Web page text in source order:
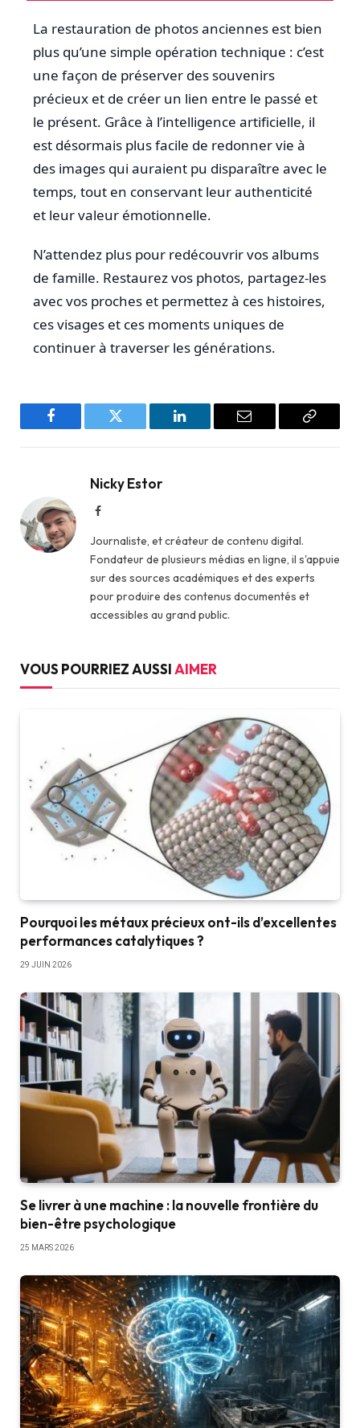
La restauration de photos anciennes est bien
plus qu’une simple opération technique : c’est
une façon de préserver des souvenirs
précieux et de créer un lien entre le passé et
le présent. Grâce à l’intelligence artificielle, il
est désormais plus facile de redonner vie à
des images qui auraient pu disparaître avec le
temps, tout en conservant leur authenticité
et leur valeur émotionnelle.
N’attendez plus pour redécouvrir vos albums
de famille. Restaurez vos photos, partagez-les
avec vos proches et permettez à ces histoires,
ces visages et ces moments uniques de
continuer à traverser les générations.
Facebook Twitter LinkedIn Email
Copy
Nicky Estor
Facebook
Journaliste, et créateur de contenu digital.
Fondateur de plusieurs médias en ligne, il s'appuie
sur des sources académiques et des experts
pour produire des contenus documentés et
accessibles au grand public.
VOUS POURRIEZ AUSSIAIMER
Pourquoi les métaux précieux ont-ils d’excellentes
performances catalytiques ?
29 JUIN 2026
Se livrer à une machine : la nouvelle frontière du
bien-être psychologique
25 MARS 2026